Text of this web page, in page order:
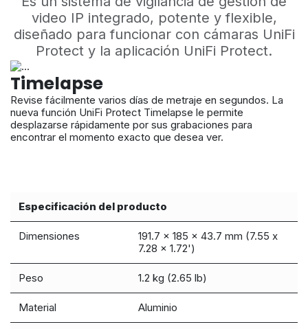
video IP integrado, potente y flexible,
diseñado para funcionar con cámaras UniFi
Protect y la aplicación UniFi Protect.
Timelapse
Revise fácilmente varios días de metraje en segundos. La
nueva función UniFi Protect Timelapse le permite
desplazarse rápidamente por sus grabaciones para
encontrar el momento exacto que desea ver.
Especificación del producto
Dimensiones
191.7 x 185 x 43.7 mm (7.55 x
7.28 x 1.72')
Peso 1.2 kg (2.65 lb)
Material Aluminio